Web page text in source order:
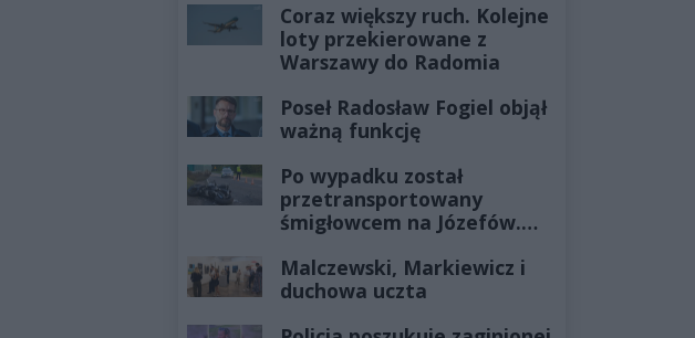
Coraz większy ruch. Kolejne
loty przekierowane z
Warszawy do Radomia
Poseł Radosław Fogiel objął
ważną funkcję
Po wypadku został
przetransportowany
śmigłowcem na Józefów.
żyłach
Malczewski, Markiewicz i
duchowa uczta